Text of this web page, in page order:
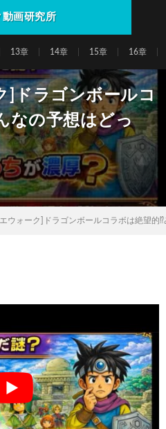
画研究所
13章 14章 15章 16章
]ドラゴンボールコ
なの予想はどっ
エウォーク]ドラゴンボールコラボは絶望的